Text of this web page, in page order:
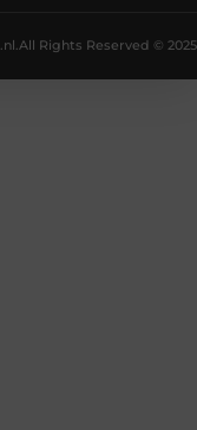
All Rights Reserved © 2025